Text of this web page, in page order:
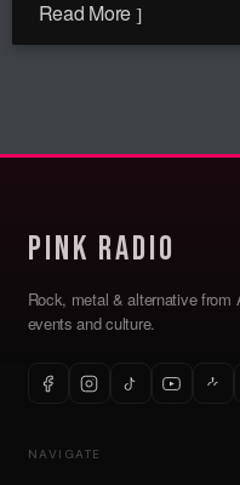
Read More
Pink Radio
Rock, metal & alternative
events and culture.
NAVIGATE